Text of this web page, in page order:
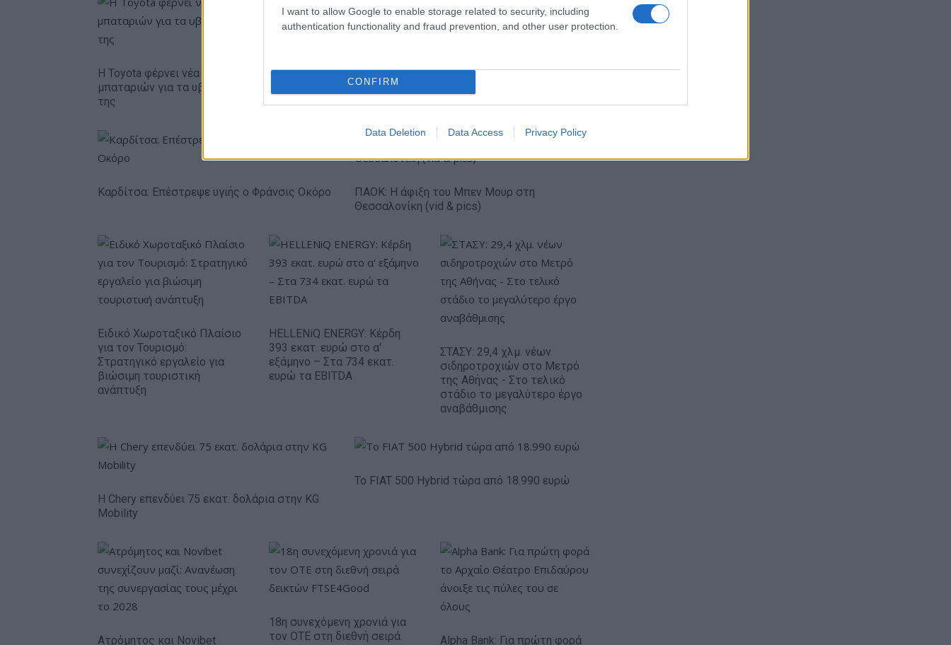
I want to allow Google to enable storage related to security, including
authentication functionality and fraud prevention, and other user protection.
CONFIRM
Data Deletion Data Access Privacy Policy
Η Toyota φέρνει νέα γενιά
μπαταριών για τα υβριδικά
της
Σε κινεζική… πολιορκία η
αυτοκινητοβιομηχανία
Νέο Audi A2 e-tron με στόχο
αποδοτικότητας
Καρδίτσα: Επέστρεψε υγιής ο Φράνσις Οκόρο
ΠΑΟΚ: Η άφιξη του Μπεν Μουρ στη
Θεσσαλονίκη (vid & pics)
Ειδικό Χωροταξικό Πλαίσιο
για τον Τουρισμό:
Στρατηγικό εργαλείο για
βιώσιμη τουριστική
ανάπτυξη
HELLENiQ ENERGY: Κέρδη
393 εκατ. ευρώ στο α'
εξάμηνο – Στα 734 εκατ.
ευρώ τα EBITDA
ΣΤΑΣΥ: 29,4 χλμ. νέων
σιδηροτροχιών στο Μετρό
της Αθήνας - Στο τελικό
στάδιο το μεγαλύτερο έργο
αναβάθμισης
Η Chery επενδύει 75 εκατ. δολάρια στην KG
Mobility
Το FIAT 500 Hybrid τώρα από 18.990 ευρώ
Ατρόμητος και Novibet
18η συνεχόμενη χρονιά για
τον ΟΤΕ στη διεθνή σειρά
Alpha Bank: Για πρώτη φορά